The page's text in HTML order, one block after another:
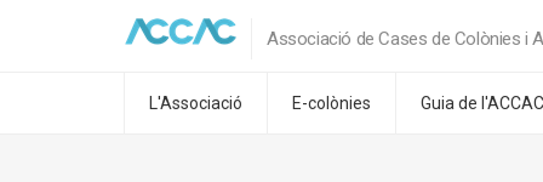
Associació de Cases de Colònies i
L'Associació E-colònies Guia de l'ACCAC